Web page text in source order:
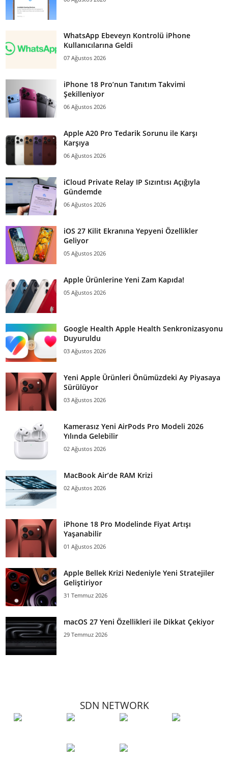
WhatsApp Ebeveyn Kontrolü iPhone
Kullanıcılarına Geldi
07 Ağustos 2026
iPhone 18 Pro’nun Tanıtım Takvimi
Şekilleniyor
06 Ağustos 2026
Apple A20 Pro Tedarik Sorunu ile Karşı
Karşıya
06 Ağustos 2026
iCloud Private Relay IP Sızıntısı Açığıyla
Gündemde
06 Ağustos 2026
iOS 27 Kilit Ekranına Yepyeni Özellikler
Geliyor
05 Ağustos 2026
Apple Ürünlerine Yeni Zam Kapıda!
05 Ağustos 2026
Google Health Apple Health Senkronizasyonu
Duyuruldu
03 Ağustos 2026
Yeni Apple Ürünleri Önümüzdeki Ay Piyasaya
Sürülüyor
03 Ağustos 2026
Kamerasız Yeni AirPods Pro Modeli 2026
Yılında Gelebilir
02 Ağustos 2026
MacBook Air’de RAM Krizi
02 Ağustos 2026
iPhone 18 Pro Modelinde Fiyat Artışı
Yaşanabilir
01 Ağustos 2026
Apple Bellek Krizi Nedeniyle Yeni Stratejiler
Geliştiriyor
31 Temmuz 2026
macOS 27 Yeni Özellikleri ile Dikkat Çekiyor
29 Temmuz 2026
SDN NETWORK